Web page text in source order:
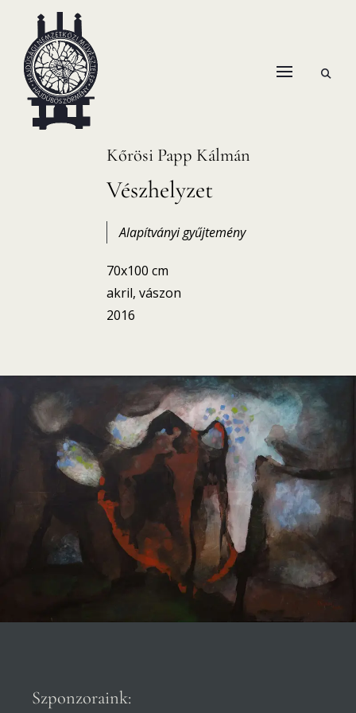
content
HANEMA – Hajdúsági Nemzetközi Művésztelep
open
Kőrösi Papp Kálmán
Vészhelyzet
Alapítványi gyűjtemény
70x100 cm
akril, vászon
2016
Szponzoraink: